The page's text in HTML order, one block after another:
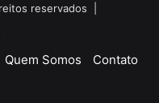
reservados |
Quem Somos Contato